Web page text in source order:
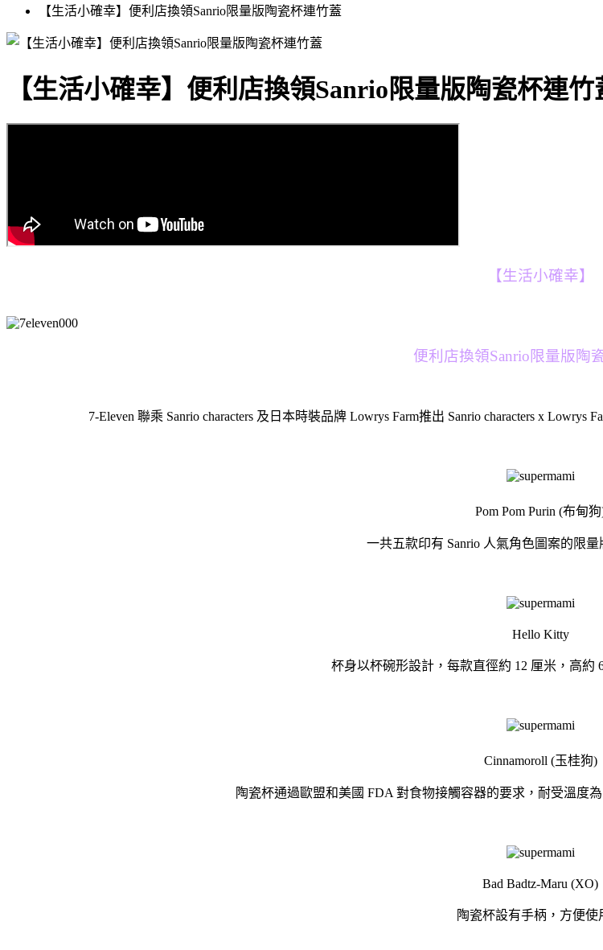
【生活小確幸】便利店換領Sanrio限量版陶瓷杯連竹蓋
【生活小確幸】便利店換領Sanrio限量版陶瓷杯連竹
【生活小確幸】
便利店換領Sanrio限量版陶
7-Eleven 聯乘 Sanrio characters 及日本時裝品牌 Lowrys Farm推出 Sanrio characters x
Pom Pom Purin (布甸
一共五款印有 Sanrio 人氣角色圖案的限量
Hello Kitty
杯身以杯碗形設計，每款直徑約 12 厘米，高約
Cinnamoroll (玉桂狗)
陶瓷杯通過歐盟和美國 FDA 對食物接觸容器的要求，耐受溫度
Bad Badtz-Maru (XO)
陶瓷杯設有手柄，方便使